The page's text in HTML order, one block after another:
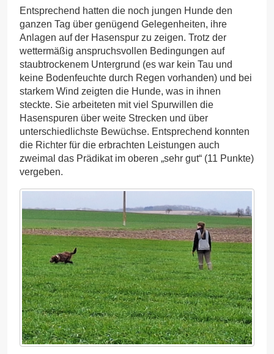
Entsprechend hatten die noch jungen Hunde den
ganzen Tag über genügend Gelegenheiten, ihre
Anlagen auf der Hasenspur zu zeigen. Trotz der
wettermäßig anspruchsvollen Bedingungen auf
staubtrockenem Untergrund (es war kein Tau und
keine Bodenfeuchte durch Regen vorhanden) und bei
starkem Wind zeigten die Hunde, was in ihnen
steckte. Sie arbeiteten mit viel Spurwillen die
Hasenspuren über weite Strecken und über
unterschiedlichste Bewüchse. Entsprechend konnten
die Richter für die erbrachten Leistungen auch
zweimal das Prädikat im oberen „sehr gut“ (11 Punkte)
vergeben.